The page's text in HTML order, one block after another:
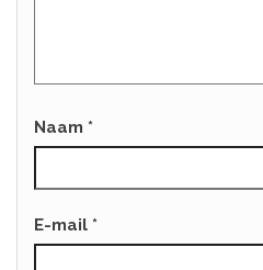
Naam *
E-mail *